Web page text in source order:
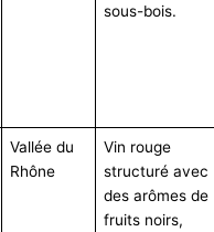
sous-bois.
Vallée du
Rhône
Vin rouge
structuré avec
des arômes de
fruits noirs,